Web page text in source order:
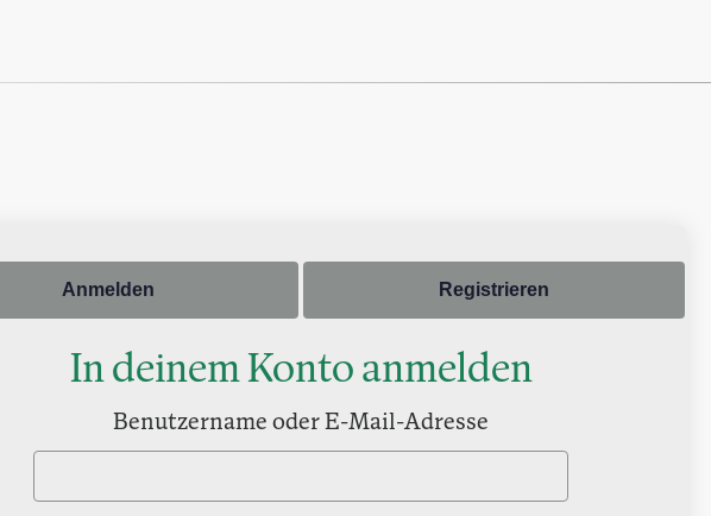
Anmelden Registrieren
In deinem Konto anmelden
Benutzername oder E-Mail-Adresse